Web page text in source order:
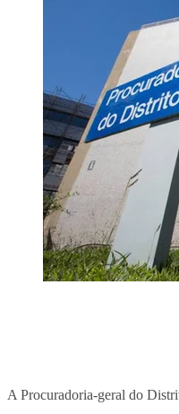
A Procuradoria-geral do